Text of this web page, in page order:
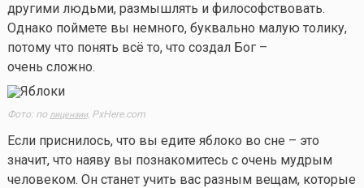
другими людьми, размышлять и философствовать.
Однако поймете вы немного, буквально малую толику,
потому что понять всё то, что создал Бог –
очень сложно.
Фото: по лицензии, PxHere.com
Если приснилось, что вы едите яблоко во сне – это
значит, что наяву вы познакомитесь с очень мудрым
человеком. Он станет учить вас разным вещам, которые